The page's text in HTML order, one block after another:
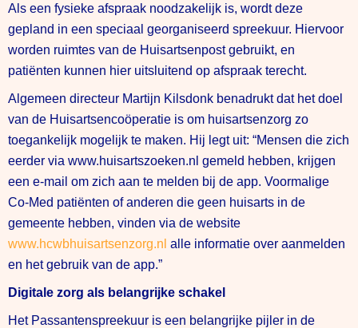
Als een fysieke afspraak noodzakelijk is, wordt deze
gepland in een speciaal georganiseerd spreekuur. Hiervoor
worden ruimtes van de Huisartsenpost gebruikt, en
patiënten kunnen hier uitsluitend op afspraak terecht.
Algemeen directeur Martijn Kilsdonk benadrukt dat het doel
van de Huisartsencoöperatie is om huisartsenzorg zo
toegankelijk mogelijk te maken. Hij legt uit: “Mensen die zich
eerder via www.huisartszoeken.nl gemeld hebben, krijgen
een e-mail om zich aan te melden bij de app. Voormalige
Co-Med patiënten of anderen die geen huisarts in de
gemeente hebben, vinden via de website
www.hcwbhuisartsenzorg.nl alle informatie over aanmelden
en het gebruik van de app.”
Digitale zorg als belangrijke schakel
Het Passantenspreekuur is een belangrijke pijler in de